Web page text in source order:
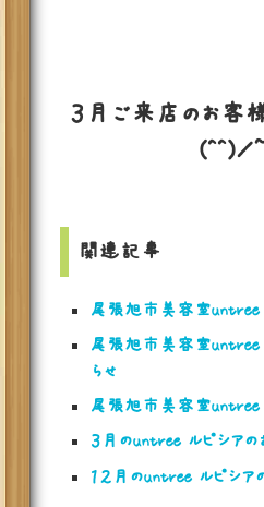
３月ご来店のお客
(^^)／
関連記事
尾張旭市美容室untree
尾張旭市美容室untree
らせ
尾張旭市美容室untree
３月のuntree ルピシアの
１２月のuntree ルピシア